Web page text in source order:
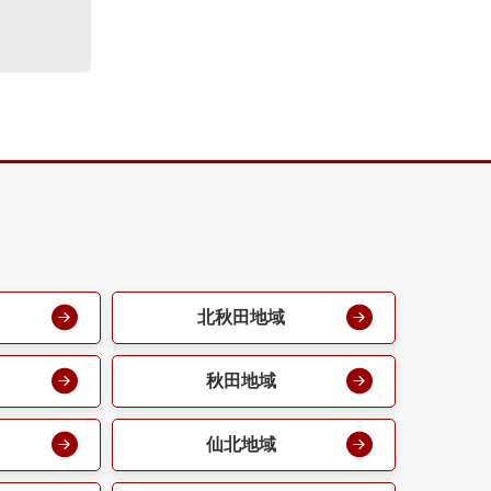
北秋田地域
秋田地域
仙北地域